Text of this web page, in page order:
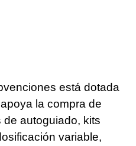
está dotada
la compra de
autoguiado, kits
variable,